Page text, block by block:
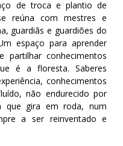
de troca e plantio de
reúna com mestres e
guardiãs e guardiões do
espaço para aprender
partilhar conhecimentos
é a floresta. Saberes
conhecimentos
não endurecido por
que gira em roda, num
a ser reinventado e